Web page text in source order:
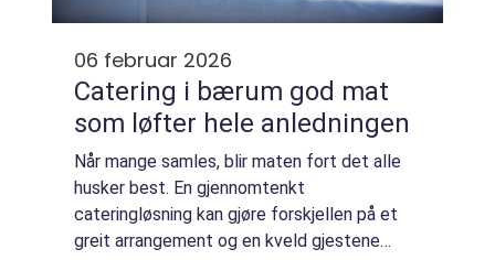
06 februar 2026
Catering i bærum god mat
som løfter hele anledningen
Når mange samles, blir maten fort det alle
husker best. En gjennomtenkt
cateringløsning kan gjøre forskjellen på et
greit arrangement og en kveld gjestene